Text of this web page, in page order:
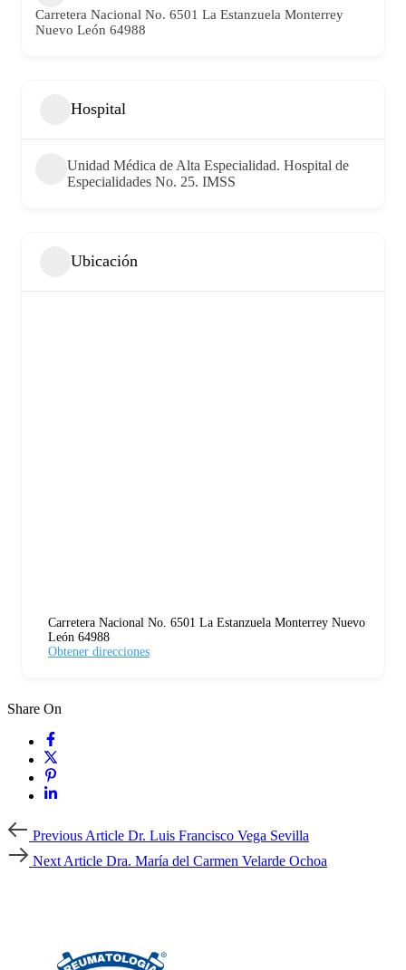
Carretera Nacional No. 6501 La Estanzuela Monterrey
Nuevo León 64988
Hospital
Unidad Médica de Alta Especialidad. Hospital de
Especialidades No. 25. IMSS
Ubicación
Carretera Nacional No. 6501 La Estanzuela Monterrey Nuevo
León 64988
Obtener direcciones
Share On
Previous
ArticlePrevious Article Dr. Luis Francisco Vega Sevilla
Next
ArticleNext Article Dra. María del Carmen Velarde Ochoa